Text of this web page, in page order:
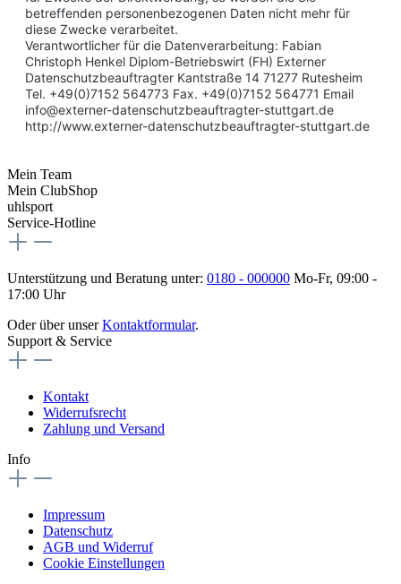
betreffenden personenbezogenen Daten nicht mehr für
diese Zwecke verarbeitet.
Verantwortlicher für die Datenverarbeitung: Fabian
Christoph Henkel Diplom-Betriebswirt (FH) Externer
Datenschutzbeauftragter Kantstraße 14 71277 Rutesheim
Tel. +49(0)7152 564773 Fax. +49(0)7152 564771 Email
info@externer-datenschutzbeauftragter-stuttgart.de
http://www.externer-datenschutzbeauftragter-stuttgart.de
Mein Team
Mein ClubShop
uhlsport
Service-Hotline
Unterstützung und Beratung unter: 0180 - 000000 Mo-Fr, 09:00 -
17:00 Uhr
Oder über unserKontaktformular.
Support & Service
Kontakt
Widerrufsrecht
Zahlung und Versand
Info
Impressum
Datenschutz
AGB und Widerruf
Cookie Einstellungen